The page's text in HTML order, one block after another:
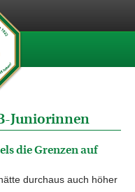
Juniorinnen
die Grenzen auf
durchaus auch höher